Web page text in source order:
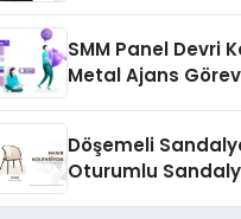
SMM Panel Devri
Metal Ajans
Döşemeli
Oturumlu